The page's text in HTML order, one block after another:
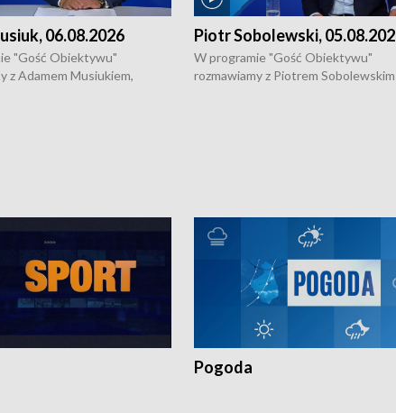
06.08.2026
"Gość Obiektywu"
z Adamem Musiukiem,
Piotr Sobolewski,
W programie "Gość Obiektywu"
rozmawiamy z Piotrem
Pogoda